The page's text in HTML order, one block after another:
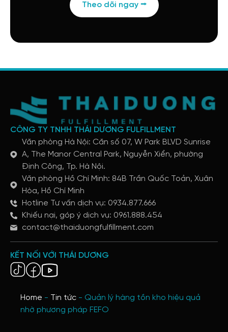
Theo dõi ngay ⭢
CÔNG TY TNHH THÁI DƯƠNG FULFILLMENT
Văn phòng Hà Nội: Căn số 07, W Park BLVD Sunrise
A, The Manor Central Park, Nguyễn Xiển, phường
Định Công, Tp. Hà Nội.
Văn phòng Hồ Chí Minh: 84B Trần Quốc Toản, Xuân
Hòa, Hồ Chí Minh
Hotline Tư vấn dịch vụ: 0934.877.666
Khiếu nại, góp ý dịch vụ: 0961.888.454
contact@thaiduongfulfillment.com
KẾT NỐI VỚI THÁI DƯƠNG
Home - Tin tức - Quản lý hàng tồn kho hiệu quả
nhờ phương pháp FEFO